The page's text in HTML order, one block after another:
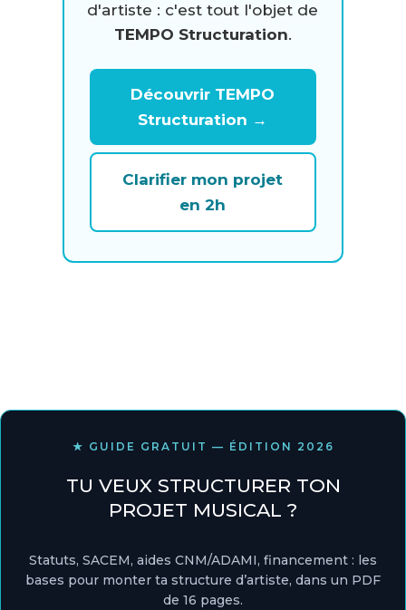
d'artiste : c'est tout l'objet de
TEMPO Structuration.
Découvrir TEMPO
Structuration →
Clarifier mon projet
en 2h
★ GUIDE GRATUIT — ÉDITION 2026
TU VEUX STRUCTURER TON
PROJET MUSICAL ?
Statuts, SACEM, aides CNM/ADAMI, financement : les
bases pour monter ta structure d’artiste, dans un PDF
de 16 pages.